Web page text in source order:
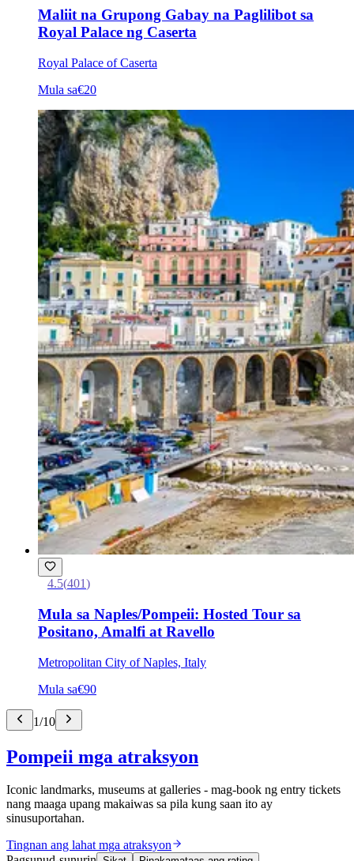
Maliit na Grupong Gabay na Paglilibot sa
Royal Palace ng Caserta
Royal Palace of Caserta
Mula sa€20
4.5(401)
Mula sa Naples/Pompeii: Hosted Tour sa
Positano, Amalfi at Ravello
Metropolitan City of Naples, Italy
Mula sa€90
1/10
Pompeii mga atraksyon
Iconic landmarks, museums at galleries - mag-book ng entry tickets
nang maaga upang makaiwas sa pila kung saan ito ay
sinusuportahan.
Tingnan ang lahat mga atraksyon